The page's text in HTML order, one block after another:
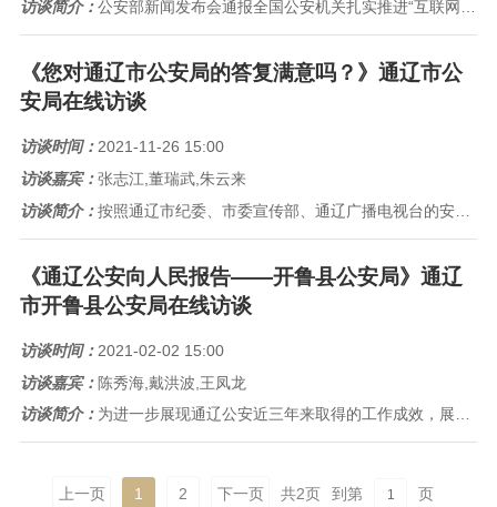
访谈简介：公安部新闻发布会通报全国公安机关扎实推进“互联网+公安政务服务”工作取得成效情况
《您对通辽市公安局的答复满意吗？》通辽市公
安局在线访谈
访谈时间： 2021-11-26 15:00
访谈嘉宾：张志江,董瑞武,朱云来
访谈简介：按照通辽市纪委、市委宣传部、通辽广播电视台的安排，2021年11月26日《行风热线》的上线单位是通辽市公安局，通辽市公安...
《通辽公安向人民报告——开鲁县公安局》通辽
市开鲁县公安局在线访谈
访谈时间： 2021-02-02 15:00
访谈嘉宾：陈秀海,戴洪波,王凤龙
访谈简介： 为进一步展现通辽公安近三年来取得的工作成效，展示全市公安队伍“四铁”形象，提振全市公安民警争一流、站前列“精气神”，通辽...
上一页 1 2 下一页 共2页 到第 页